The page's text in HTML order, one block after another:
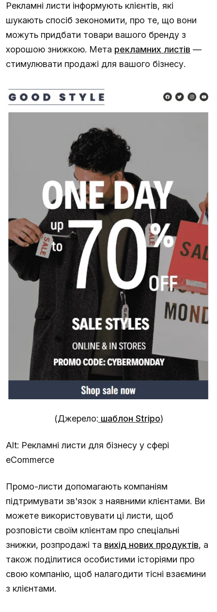
Рекламні листи інформують клієнтів, які
шукають спосіб зекономити, про те, що вони
можуть придбати товари вашого бренду з
хорошою знижкою. Мета рекламних листів —
стимулювати продажі для вашого бізнесу.
(Джерело: шаблон Stripo)
Alt: Рекламні листи для бізнесу у сфері
eCommerce
Промо-листи допомагають компаніям
підтримувати зв'язок з наявними клієнтами. Ви
можете використовувати ці листи, щоб
розповісти своїм клієнтам про спеціальні
знижки, розпродажі та вихід нових продуктів, а
також поділитися особистими історіями про
свою компанію, щоб налагодити тісні взаємини
з клієнтами.